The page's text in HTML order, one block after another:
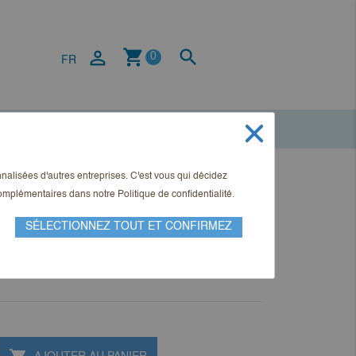
FR  shopping_cart 0 
Ausgabe 2-2021
d'autres entreprises. C'est vous qui décidez
dans notre Politique de confidentialité.
SÉLECTIONNEZ TOUT ET CONFIRMEZ